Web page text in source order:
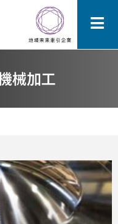
械加工